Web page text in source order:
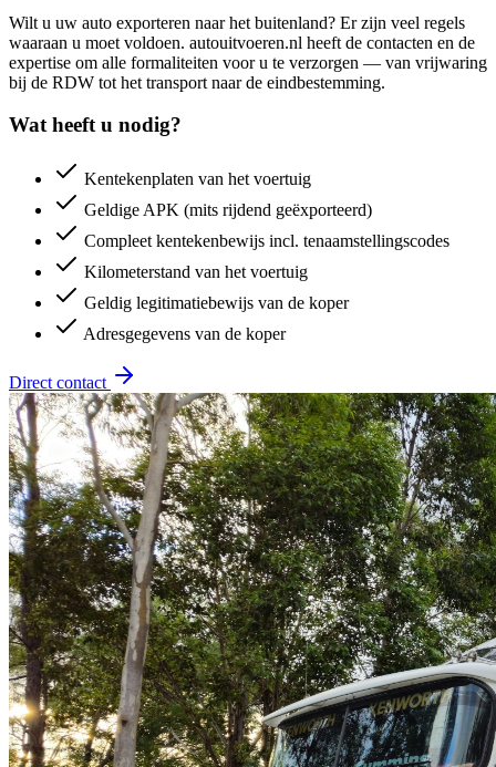
Wilt u uw auto exporteren naar het buitenland? Er zijn veel regels
waaraan u moet voldoen. autouitvoeren.nl heeft de contacten en de
expertise om alle formaliteiten voor u te verzorgen — van vrijwaring
bij de RDW tot het transport naar de eindbestemming.
Wat heeft u nodig?
Kentekenplaten van het voertuig
Geldige APK (mits rijdend geëxporteerd)
Compleet kentekenbewijs incl. tenaamstellingscodes
Kilometerstand van het voertuig
Geldig legitimatiebewijs van de koper
Adresgegevens van de koper
Direct contact